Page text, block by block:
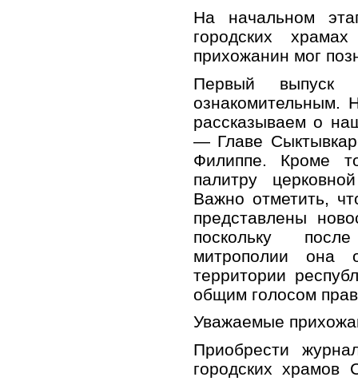
На начальном
городских
прихожанин мог
Первый выпуск
ознакомительным.
рассказываем о
— Главе
Филиппе. Кроме
палитру
Важно отметить,
представлены
поскольку
митрополии она
территории
общим голосом
Уважаемые
Приобрести
городских храмов